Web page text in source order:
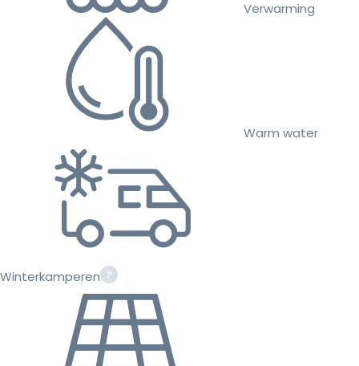
Verwarming
Warm water
Winterkamperen